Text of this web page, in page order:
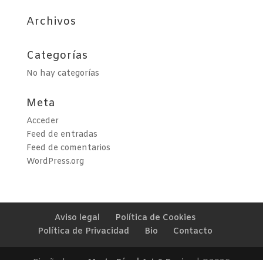
Archivos
Categorías
No hay categorías
Meta
Acceder
Feed de entradas
Feed de comentarios
WordPress.org
Aviso legal
Política de Cookies
Política de Privacidad
Bio Contacto